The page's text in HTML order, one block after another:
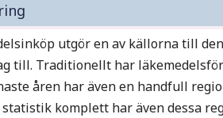
utgör en av källorna till
till. Traditionellt har
åren har även en handfull
komplett har även dessa